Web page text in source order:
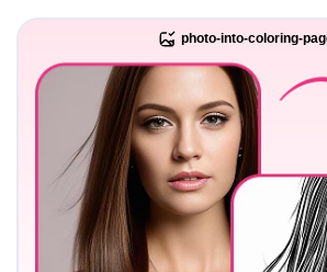
photo-into-coloring-